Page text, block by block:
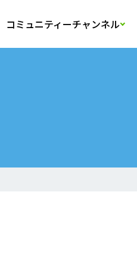
コミュニティーチャンネル